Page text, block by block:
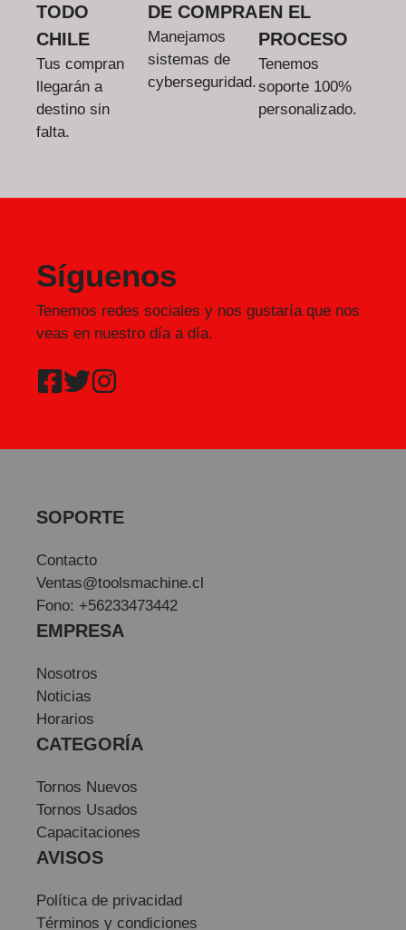
TODO
CHILE
Tus compran
llegarán a
destino sin
falta.
DE COMPRA
Manejamos
sistemas de
cyberseguridad.
EN EL
PROCESO
Tenemos
soporte 100%
personalizado.
Síguenos
Tenemos redes sociales y nos gustaría que nos
veas en nuestro día a día.
SOPORTE
Contacto
Ventas@toolsmachine.cl
Fono: +56233473442
EMPRESA
Nosotros
Noticias
Horarios
CATEGORÍA
Tornos Nuevos
Tornos Usados
Capacitaciones
AVISOS
Política de privacidad
Términos y condiciones